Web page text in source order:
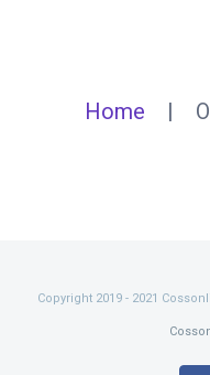
Home
Copyright 2019 - 2021